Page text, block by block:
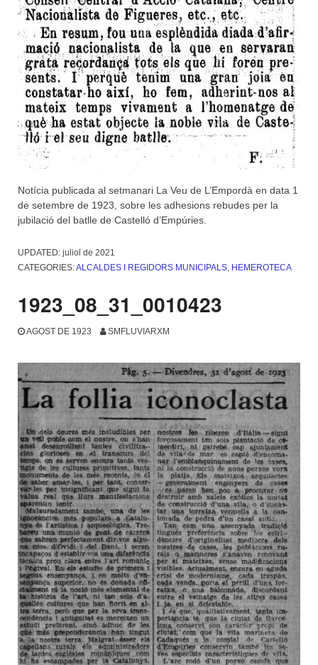
Notícia publicada al setmanari La Veu de L’Empordà en data 1
de setembre de 1923, sobre les adhesions rebudes per la
jubilació del batlle de Castelló d’Empúries.
UPDATED: juliol de 2021
CATEGORIES:ALCALDES I REGIDORS MUNICIPALS, HEMEROTECA
1923_08_31_0010423
AGOST DE 1923 SMFLUVIARXM